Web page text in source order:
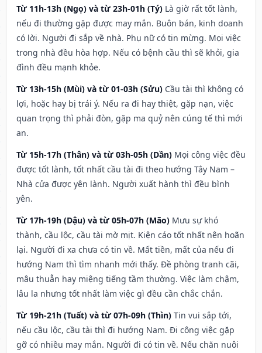
Từ 11h-13h (Ngọ) và từ 23h-01h (Tý) Là giờ rất tốt lành,
nếu đi thường gặp được may mắn. Buôn bán, kinh doanh
có lời. Người đi sắp về nhà. Phụ nữ có tin mừng. Mọi việc
trong nhà đều hòa hợp. Nếu có bệnh cầu thì sẽ khỏi, gia
đình đều mạnh khỏe.
Từ 13h-15h (Mùi) và từ 01-03h (Sửu) Cầu tài thì không có
lợi, hoặc hay bị trái ý. Nếu ra đi hay thiệt, gặp nạn, việc
quan trọng thì phải đòn, gặp ma quỷ nên cúng tế thì mới
an.
Từ 15h-17h (Thân) và từ 03h-05h (Dần) Mọi công việc đều
được tốt lành, tốt nhất cầu tài đi theo hướng Tây Nam –
Nhà cửa được yên lành. Người xuất hành thì đều bình
yên.
Từ 17h-19h (Dậu) và từ 05h-07h (Mão) Mưu sự khó
thành, cầu lộc, cầu tài mờ mịt. Kiện cáo tốt nhất nên hoãn
lại. Người đi xa chưa có tin về. Mất tiền, mất của nếu đi
hướng Nam thì tìm nhanh mới thấy. Đề phòng tranh cãi,
mâu thuẫn hay miệng tiếng tầm thường. Việc làm chậm,
lâu la nhưng tốt nhất làm việc gì đều cần chắc chắn.
Từ 19h-21h (Tuất) và từ 07h-09h (Thìn) Tin vui sắp tới,
nếu cầu lộc, cầu tài thì đi hướng Nam. Đi công việc gặp
gỡ có nhiều may mắn. Người đi có tin về. Nếu chăn nuôi